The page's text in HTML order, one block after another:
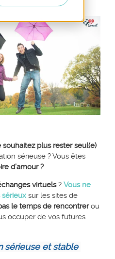
plus rester seul(e)
sérieuse ? Vous êtes
d’amour ?
virtuels? Vous ne
sérieux sur les sites de
le temps de rencontrerou
occuper de vos futures
sérieuse et stable